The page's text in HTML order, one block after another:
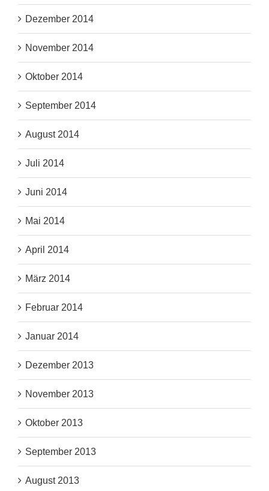
Dezember 2014
November 2014
Oktober 2014
September 2014
August 2014
Juli 2014
Juni 2014
Mai 2014
April 2014
März 2014
Februar 2014
Januar 2014
Dezember 2013
November 2013
Oktober 2013
September 2013
August 2013